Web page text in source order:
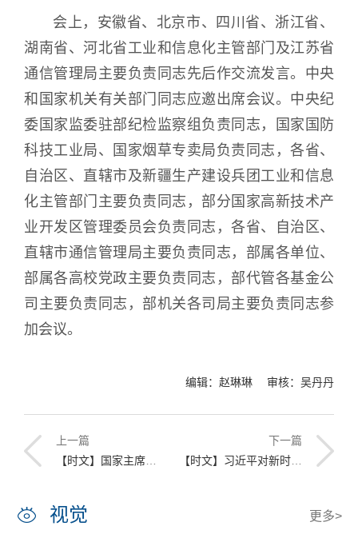
会上，安徽省、北京市、四川省、浙江省、
湖南省、河北省工业和信息化主管部门及江苏省
通信管理局主要负责同志先后作交流发言。中央
和国家机关有关部门同志应邀出席会议。中央纪
委国家监委驻部纪检监察组负责同志，国家国防
科技工业局、国家烟草专卖局负责同志，各省、
自治区、直辖市及新疆生产建设兵团工业和信息
化主管部门主要负责同志，部分国家高新技术产
业开发区管理委员会负责同志，各省、自治区、
直辖市通信管理局主要负责同志，部属各单位、
部属各高校党政主要负责同志，部代管各基金公
司主要负责同志，部机关各司局主要负责同志参
加会议。
编辑：赵琳琳 审核：吴丹丹
上一篇
【时文】国家主席习近平发表二〇二五年新年贺词
下一篇
【时文】习近平对新时代马克思主义理论研究和建设工程作出重要指示
视觉 更多>